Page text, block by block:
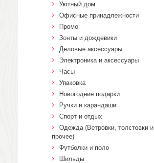
Уютный дом
Офисные принадлежности
Промо
Зонты и дождевики
Деловые аксессуары
Электроника и аксессуары
Часы
Упаковка
Новогодние подарки
Ручки и карандаши
Спорт и отдых
Одежда (Ветровки, толстовки и
прочее)
Футболки и поло
Шильды